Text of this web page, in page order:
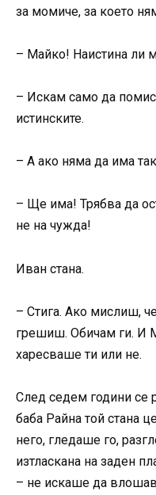
за момиче, за което
– Майко! Наистина ли
– Искам само да
истинските.
– А ако няма да има
– Ще има! Трябва да
не на чужда!
Иван стана.
– Стига. Ако мислиш,
грешиш. Обичам ги. И
харесваше ти или не.
След седем години се
баба Райна той стана
него, гледаше го,
изтласкана на заден
– не искаше да